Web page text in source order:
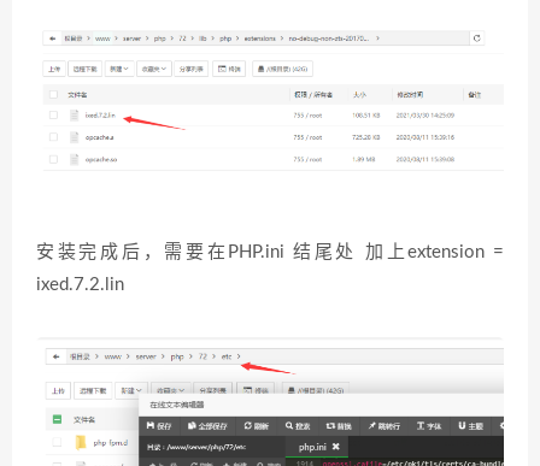
安装完成后，需要在PHP.ini 结尾处 加上extension =
ixed.7.2.lin